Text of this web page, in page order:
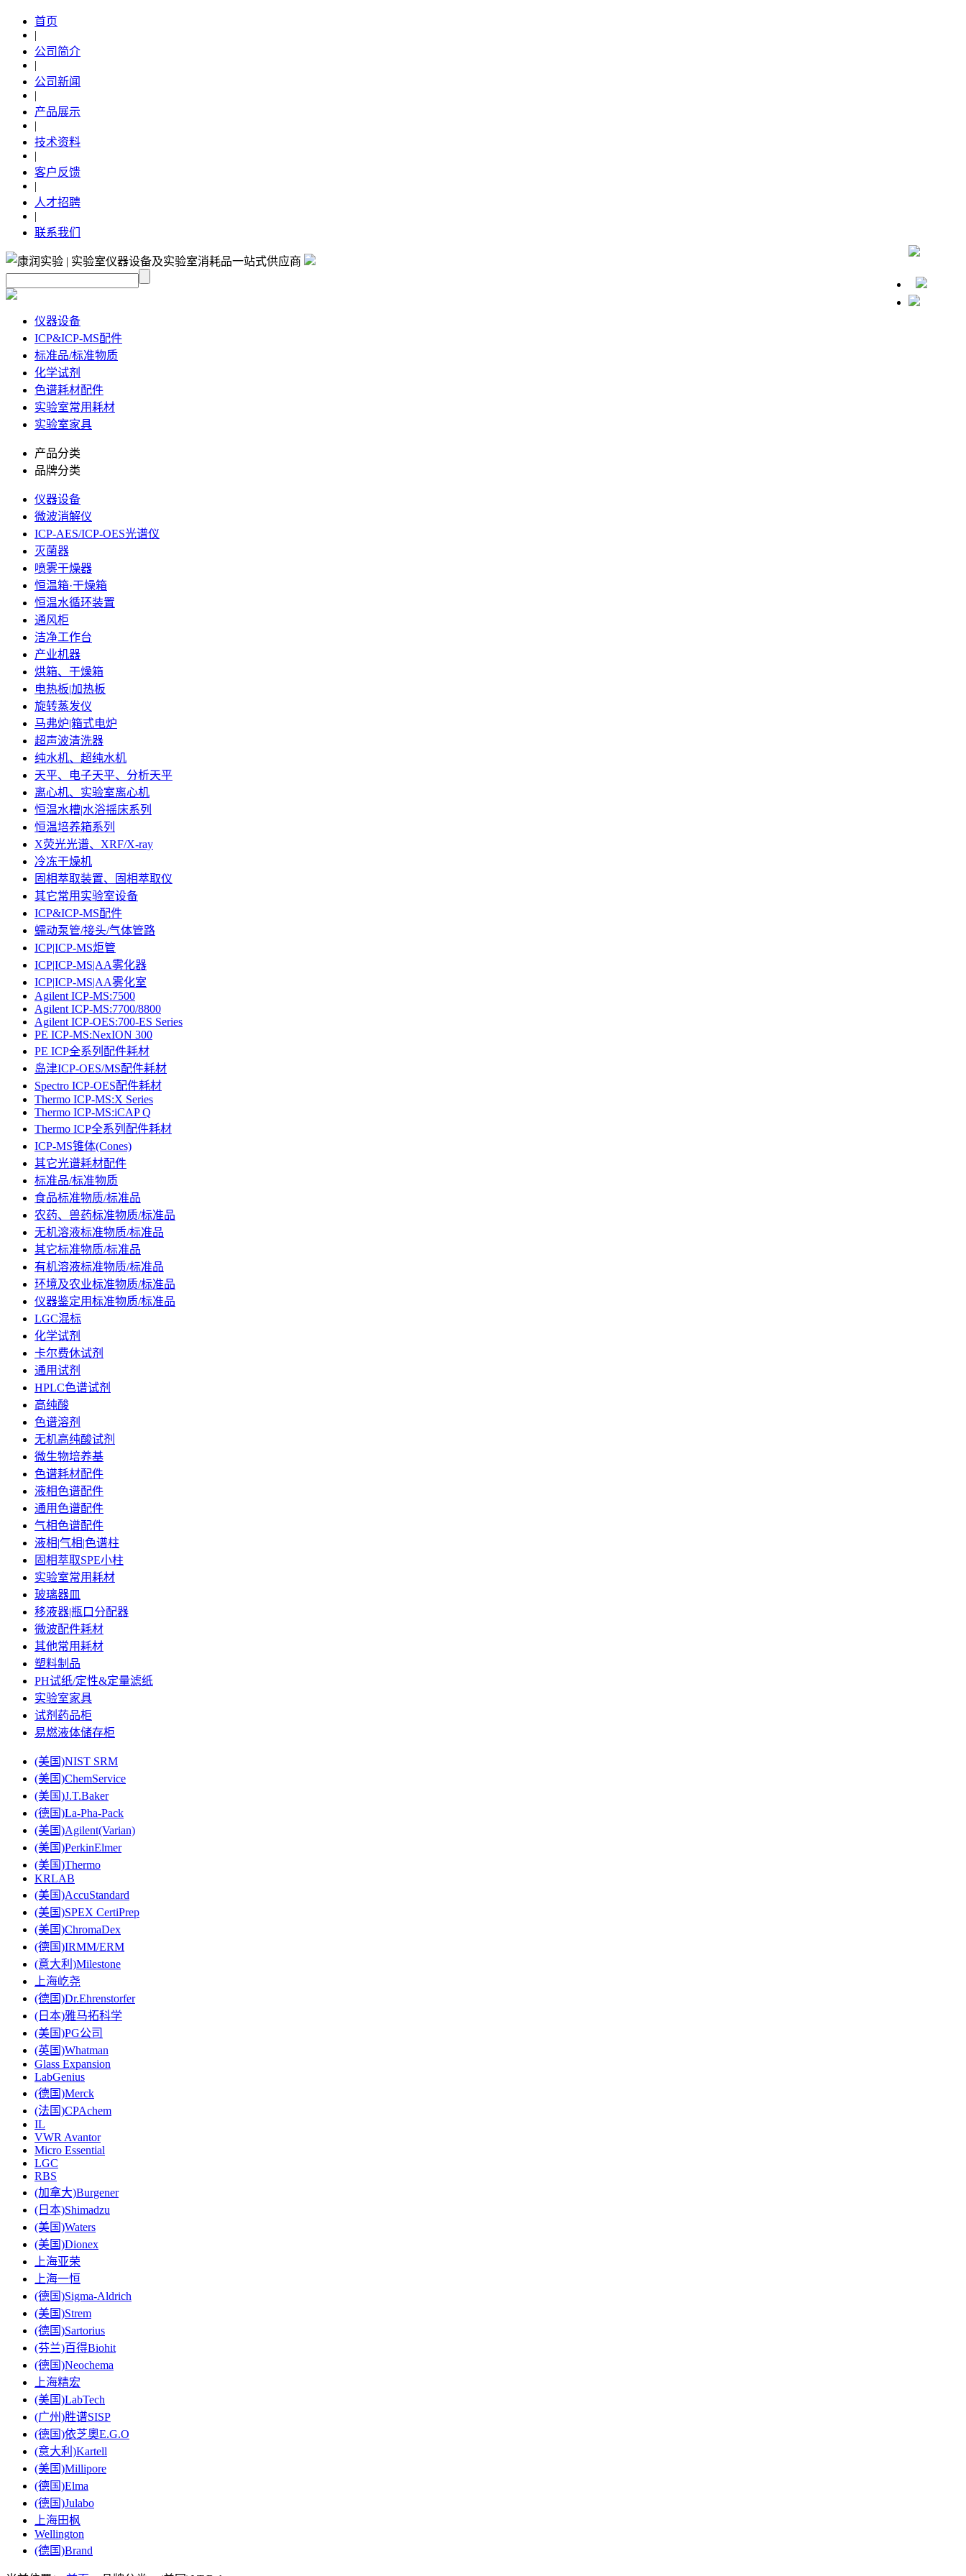
首页
|
公司简介
|
公司新闻
|
产品展示
|
技术资料
|
客户反馈
|
人才招聘
|
联系我们
仪器设备
ICP&ICP-MS配件
标准品/标准物质
化学试剂
色谱耗材配件
实验室常用耗材
实验室家具
产品分类
品牌分类
仪器设备
微波消解仪
ICP-AES/ICP-OES光谱仪
灭菌器
喷雾干燥器
恒温箱·干燥箱
恒温水循环装置
通风柜
洁净工作台
产业机器
烘箱、干燥箱
电热板|加热板
旋转蒸发仪
马弗炉|箱式电炉
超声波清洗器
纯水机、超纯水机
天平、电子天平、分析天平
离心机、实验室离心机
恒温水槽|水浴摇床系列
恒温培养箱系列
X荧光光谱、XRF/X-ray
冷冻干燥机
固相萃取装置、固相萃取仪
其它常用实验室设备
ICP&ICP-MS配件
蠕动泵管/接头/气体管路
ICP|ICP-MS炬管
ICP|ICP-MS|AA雾化器
ICP|ICP-MS|AA雾化室
Agilent ICP-MS:7500
Agilent ICP-MS:7700/8800
Agilent ICP-OES:700-ES Series
PE ICP-MS:NexION 300
PE ICP全系列配件耗材
岛津ICP-OES/MS配件耗材
Spectro ICP-OES配件耗材
Thermo ICP-MS:X Series
Thermo ICP-MS:iCAP Q
Thermo ICP全系列配件耗材
ICP-MS锥体(Cones)
其它光谱耗材配件
标准品/标准物质
食品标准物质/标准品
农药、兽药标准物质/标准品
无机溶液标准物质/标准品
其它标准物质/标准品
有机溶液标准物质/标准品
环境及农业标准物质/标准品
仪器鉴定用标准物质/标准品
LGC混标
化学试剂
卡尔费休试剂
通用试剂
HPLC色谱试剂
高纯酸
色谱溶剂
无机高纯酸试剂
微生物培养基
色谱耗材配件
液相色谱配件
通用色谱配件
气相色谱配件
液相|气相|色谱柱
固相萃取SPE小柱
实验室常用耗材
玻璃器皿
移液器|瓶口分配器
微波配件耗材
其他常用耗材
塑料制品
PH试纸/定性&定量滤纸
实验室家具
试剂药品柜
易燃液体储存柜
(美国)NIST SRM
(美国)ChemService
(美国)J.T.Baker
(德国)La-Pha-Pack
(美国)Agilent(Varian)
(美国)PerkinElmer
(美国)Thermo
KRLAB
(美国)AccuStandard
(美国)SPEX CertiPrep
(美国)ChromaDex
(德国)IRMM/ERM
(意大利)Milestone
上海屹尧
(德国)Dr.Ehrenstorfer
(日本)雅马拓科学
(美国)PG公司
(英国)Whatman
Glass Expansion
LabGenius
(德国)Merck
(法国)CPAchem
IL
VWR Avantor
Micro Essential
LGC
RBS
(加拿大)Burgener
(日本)Shimadzu
(美国)Waters
(美国)Dionex
上海亚荣
上海一恒
(德国)Sigma-Aldrich
(美国)Strem
(德国)Sartorius
(芬兰)百得Biohit
(德国)Neochema
上海精宏
(美国)LabTech
(广州)胜谱SISP
(德国)依芝奧E.G.O
(意大利)Kartell
(美国)Millipore
(德国)Elma
(德国)Julabo
上海田枫
Wellington
(德国)Brand